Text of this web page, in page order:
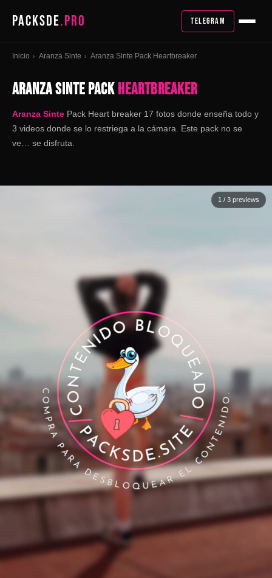
PACKSDE.PRO TELEGRAM
Inicio › Aranza Sinte › Aranza Sinte Pack Heartbreaker
ARANZA SINTE PACKHEARTBREAKER
Aranza Sinte Pack Heart breaker 17 fotos donde enseña todo y
3 videos donde se lo restriega a la cámara. Este pack no se
ve… se disfruta.
1 / 3 previews